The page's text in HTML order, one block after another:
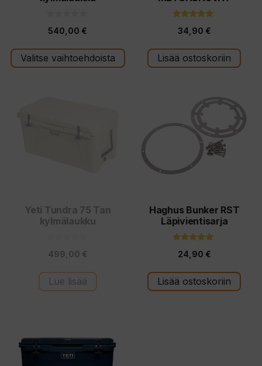
5
s
t
ä
540,00 €
Valitse vaihtoehdoista
5:stä
34,90 €
Lisää ostoskoriin
Yeti Tundra 75 Tan
kylmälaukku
5
s
499,00 €
Lue lisää
Haghus Bunker RST
Läpivientisarja
5:stä
24,90 €
Lisää ostoskoriin